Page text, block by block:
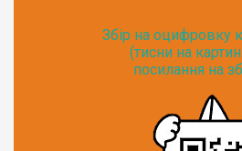
Збір на оцифровку
(тисни на
посилання на